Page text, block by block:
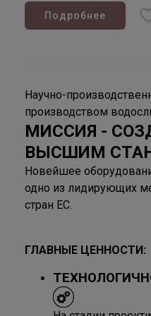
Подробнее
Научно-
производством
МИССИЯ -
ВЫСШИМ
Новейшее
одно из лидирующих
стран ЕС.
ГЛАВНЫЕ ЦЕННОСТИ: